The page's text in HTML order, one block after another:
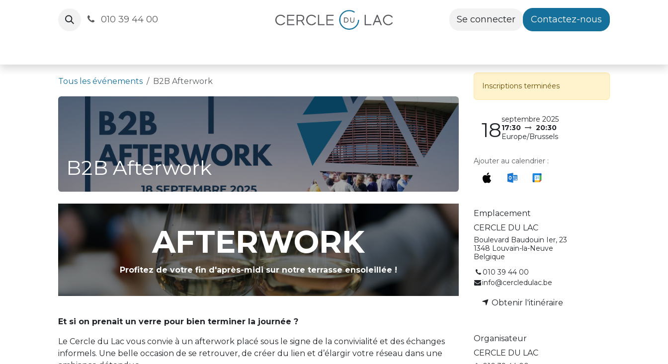
010 39 44 00 Se connecter Contactez-nous
Tous les événements B2B Afterwork
B2B Afterwork
AFTERWORK
Profitez de votre fin d'après-midi sur notre terrasse ensoleillée !
Et si on prenait un verre pour bien terminer la journée ?
Le Cercle du Lac vous convie à un afterwork placé sous le signe de la convivialité et des échanges
informels. Une belle occasion de se retrouver, de créer du lien et d’élargir votre réseau dans une
Inscriptions terminées
18septembre 2025
17:30
20:30
Europe/Brussels
Ajouter au calendrier :
Emplacement
CERCLE DU LAC
Boulevard Baudouin Ier, 23
1348 Louvain-la-Neuve
Belgique
010 39 44 00
info@cercledulac.be
Obtenir l'itinéraire
Organisateur
CERCLE DU LAC